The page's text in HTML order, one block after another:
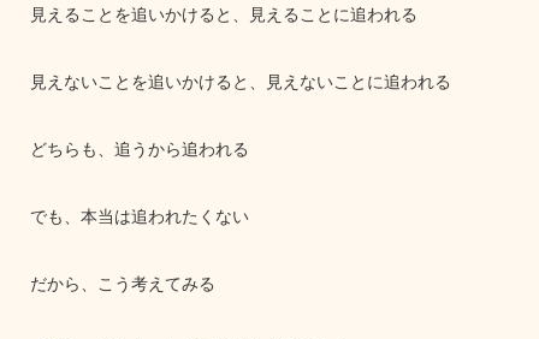
見えることを追いかけると、見えることに追われる
見えないことを追いかけると、見えないことに追われる
どちらも、追うから追われる
でも、本当は追われたくない
だから、こう考えてみる